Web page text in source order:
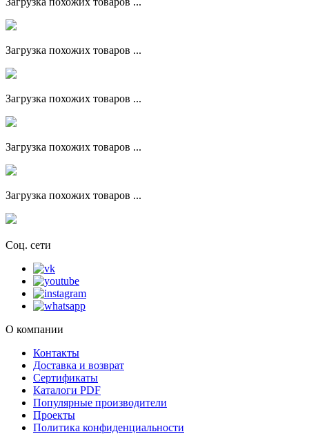
Загрузка похожих товаров ...
Загрузка похожих товаров ...
Загрузка похожих товаров ...
Загрузка похожих товаров ...
Соц. сети
О компании
Контакты
Доставка и возврат
Сертификаты
Каталоги PDF
Популярные производители
Проекты
Политика конфиденциальности